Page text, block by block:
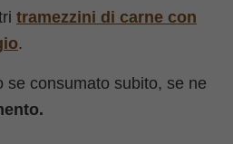
tramezzini di carne con
.
se consumato subito, se ne